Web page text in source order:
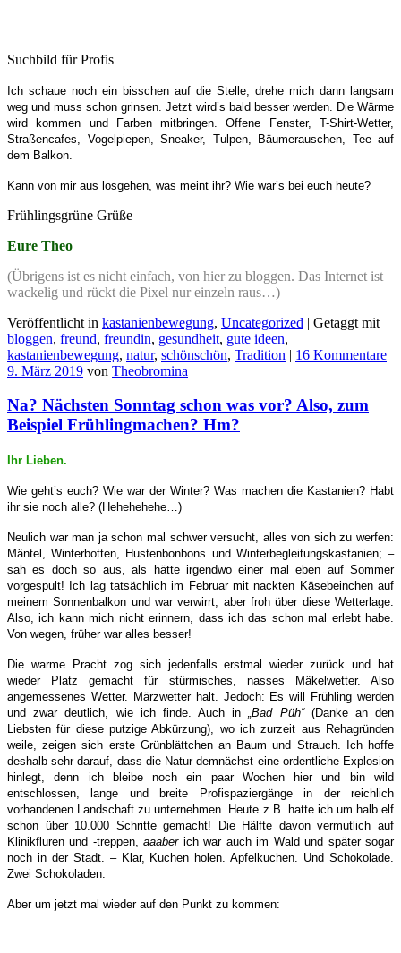
Suchbild für Profis
Ich schaue noch ein bisschen auf die Stelle, drehe mich dann langsam
weg und muss schon grinsen. Jetzt wird’s bald besser werden. Die Wärme
wird kommen und Farben mitbringen. Offene Fenster, T-Shirt-Wetter,
Straßencafes, Vogelpiepen, Sneaker, Tulpen, Bäumerauschen, Tee auf
dem Balkon.
Kann von mir aus losgehen, was meint ihr? Wie war’s bei euch heute?
Frühlingsgrüne Grüße
Eure Theo
(Übrigens ist es nicht einfach, von hier zu bloggen. Das Internet ist
wackelig und rückt die Pixel nur einzeln raus…)
Veröffentlicht in kastanienbewegung, Uncategorized | Getaggt mit
bloggen, freund, freundin, gesundheit, gute ideen,
kastanienbewegung, natur, schönschön, Tradition | 16 Kommentare
9. März 2019 von Theobromina
Na? Nächsten Sonntag schon was vor? Also, zum
Beispiel Frühlingmachen? Hm?
Ihr Lieben.
Wie geht’s euch? Wie war der Winter? Was machen die Kastanien? Habt
ihr sie noch alle? (Hehehehehe…)
Neulich war man ja schon mal schwer versucht, alles von sich zu werfen:
Mäntel, Winterbotten, Hustenbonbons und Winterbegleitungskastanien; –
sah es doch so aus, als hätte irgendwo einer mal eben auf Sommer
vorgespult! Ich lag tatsächlich im Februar mit nackten Käsebeinchen auf
meinem Sonnenbalkon und war verwirrt, aber froh über diese Wetterlage.
Also, ich kann mich nicht erinnern, dass ich das schon mal erlebt habe.
Von wegen, früher war alles besser!
Die warme Pracht zog sich jedenfalls erstmal wieder zurück und hat
wieder Platz gemacht für stürmisches, nasses Mäkelwetter. Also
angemessenes Wetter. Märzwetter halt. Jedoch: Es will Frühling werden
und zwar deutlich, wie ich finde. Auch in„Bad Püh“(Danke an den
Liebsten für diese putzige Abkürzung), wo ich zurzeit aus Rehagründen
weile, zeigen sich erste Grünblättchen an Baum und Strauch. Ich hoffe
deshalb sehr darauf, dass die Natur demnächst eine ordentliche Explosion
hinlegt, denn ich bleibe noch ein paar Wochen hier und bin wild
entschlossen, lange und breite Profispaziergänge in der reichlich
vorhandenen Landschaft zu unternehmen. Heute z.B. hatte ich um halb elf
schon über 10.000 Schritte gemacht! Die Hälfte davon vermutlich auf
Klinikfluren und -treppen,aaaberich war auch im Wald und später sogar
noch in der Stadt. – Klar, Kuchen holen. Apfelkuchen. Und Schokolade.
Zwei Schokoladen.
Aber um jetzt mal wieder auf den Punkt zu kommen: